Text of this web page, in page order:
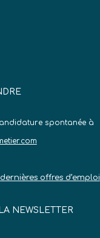
spontanée à
offres d’emploi
NEWSLETTER